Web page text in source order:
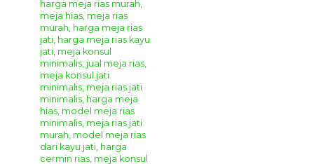
Set Meja Konsol Cermin Ukiran
desain meja konsul klasik
yang cantik dan elegan.Meja Konsul Ukir Mewah Maria
mempunyai model desain furniture klasik modern yang
sangat cantik untuk melengkapi ruangan di rumah anda.
Dengan bahan kayu mahoni berkualitas akan menjamin
ketahanan set cermin dan meja konsol ini.
Ukir Mewah Mariasangat cocok untuk mengisi ruang
rumah anda yang bergaya klasik dan modern. Sangat cocok
untuk mempercantik ruangan rumah anda yang bergaya
klasik modern. Lengkapi ruangan rumah anda agar semakin
menarik dan nyaman dengan berbagai model
produk furniture buatan kami.